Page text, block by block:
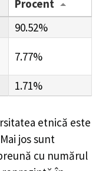
Procent
90.52%
7.77%
1.71%
etnică este
jos sunt
cu numărul